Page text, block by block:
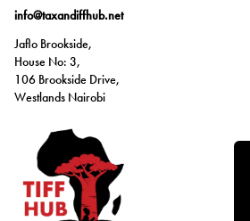
info@taxandiffhub.net
Jaflo Brookside,
House No: 3,
106 Brookside Drive,
Westlands Nairobi